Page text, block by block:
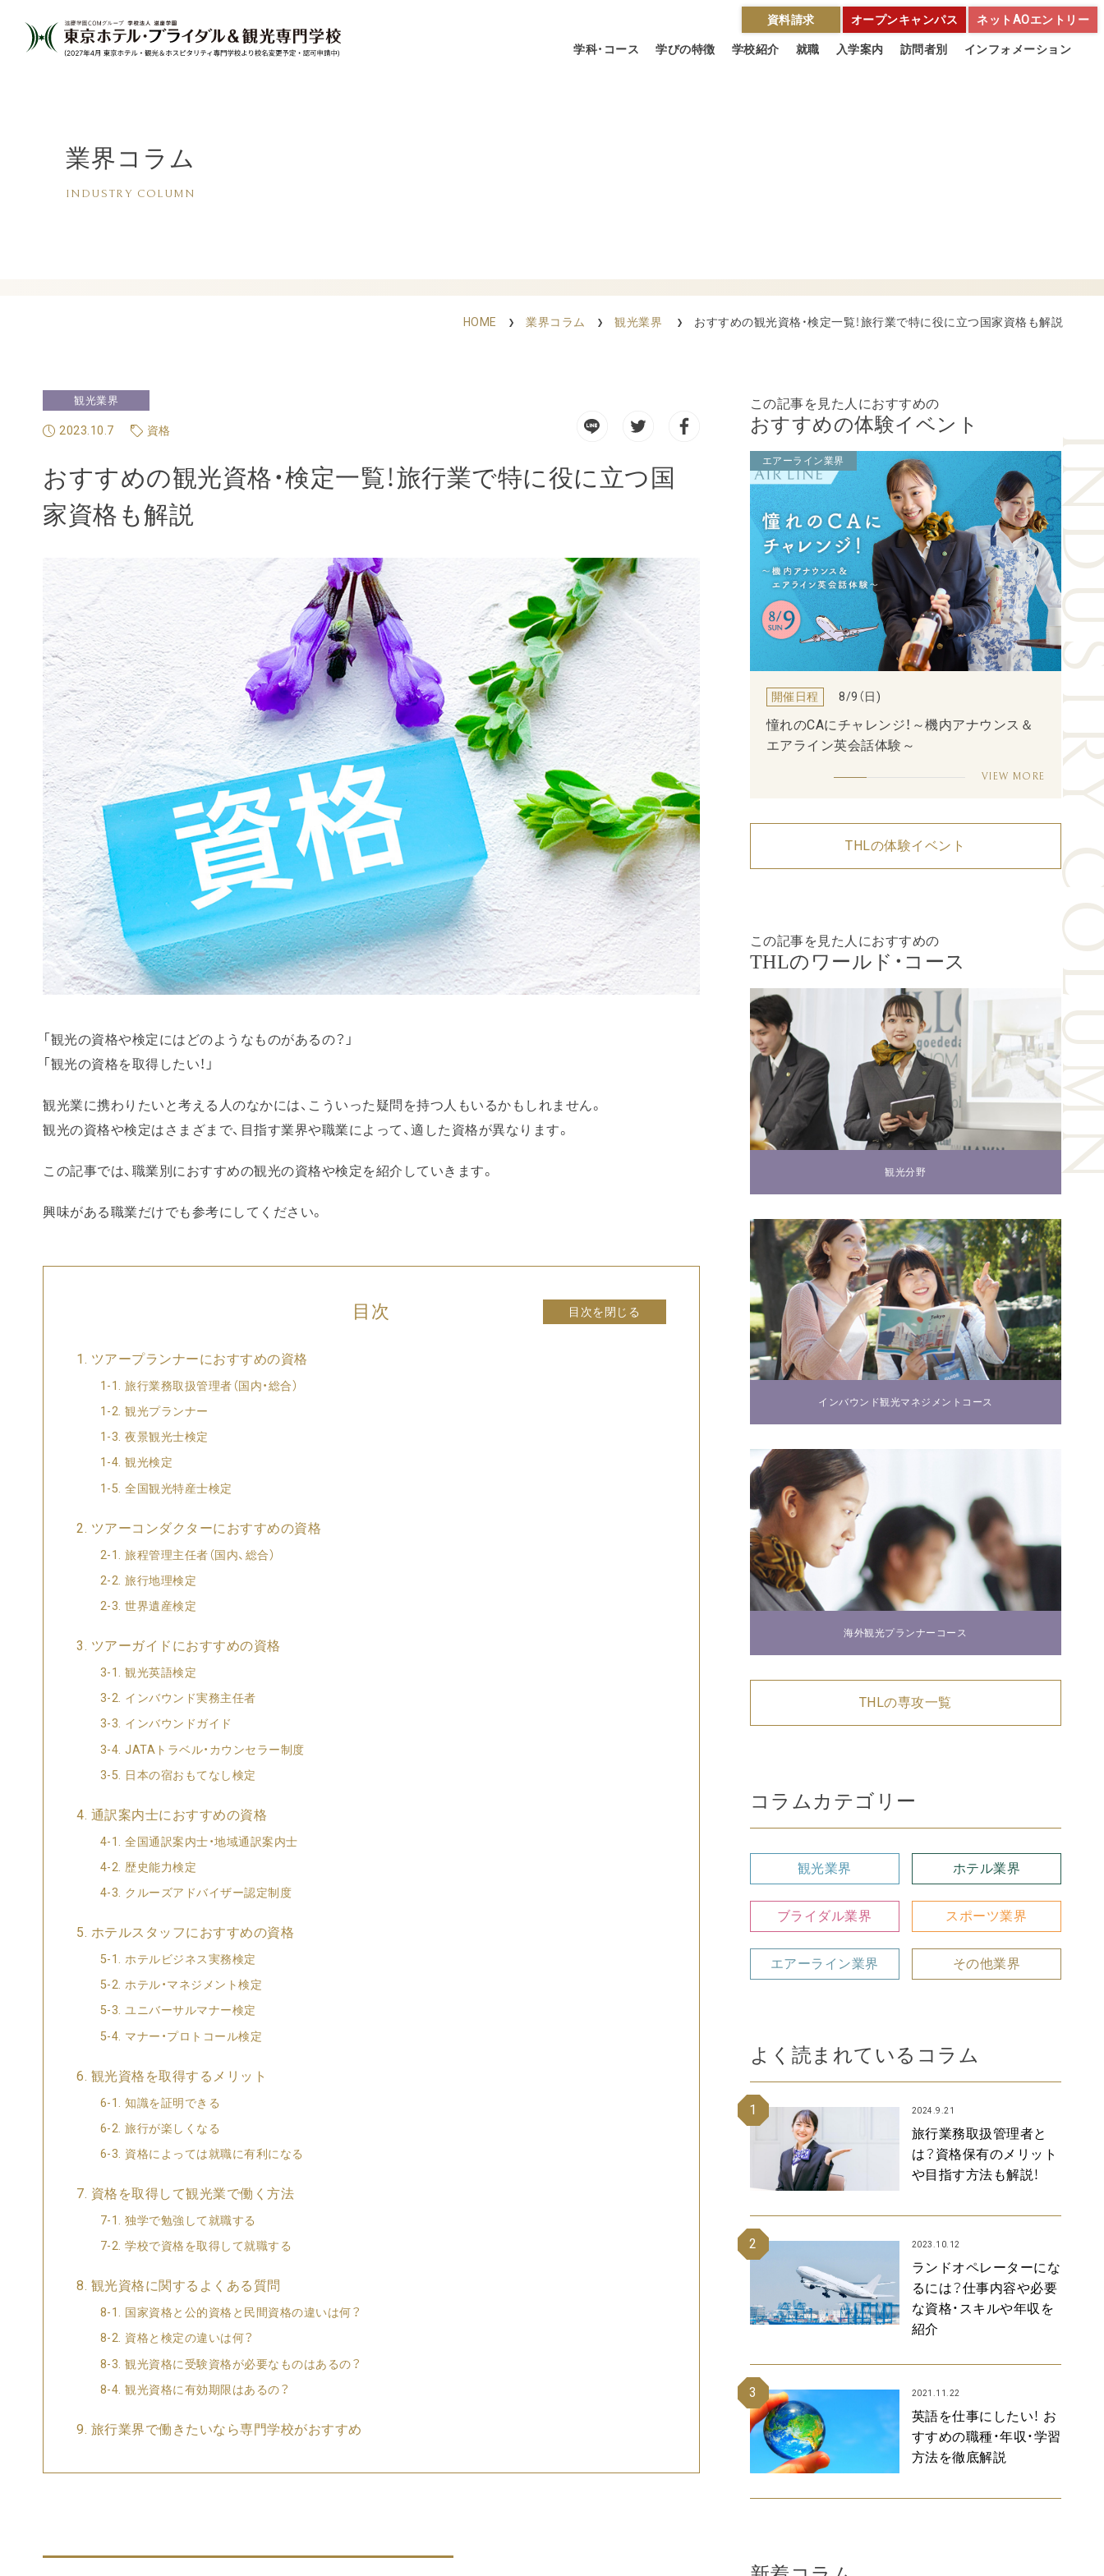
学科・コース 学びの特徴 学校紹介 就職 入学案内 訪問者別 インフォメーション
資料請求 オープンキャンパス ネットAOエントリー
業界コラム
INDUSTRY COLUMN
HOME 業界コラム 観光業界 おすすめの観光資格・検定一覧！旅行業で特に役に立つ国家資格も解説
観光業界
2023.10.7 資格
おすすめの観光資格・検定一覧！旅行業で特に役に立つ国
家資格も解説
「観光の資格や検定にはどのようなものがあるの？」
「観光の資格を取得したい！」
観光業に携わりたいと考える人のなかには、こういった疑問を持つ人もいるかもしれません。
観光の資格や検定はさまざまで、目指す業界や職業によって、適した資格が異なります。
この記事では、職業別におすすめの観光の資格や検定を紹介していきます。
興味がある職業だけでも参考にしてください。
目次
ツアープランナーにおすすめの資格
旅行業務取扱管理者（国内・総合）
観光プランナー
夜景観光士検定
観光検定
全国観光特産士検定
ツアーコンダクターにおすすめの資格
旅程管理主任者（国内、総合）
旅行地理検定
世界遺産検定
ツアーガイドにおすすめの資格
観光英語検定
インバウンド実務主任者
インバウンドガイド
JATAトラベル・カウンセラー制度
日本の宿おもてなし検定
通訳案内士におすすめの資格
全国通訳案内士・地域通訳案内士
歴史能力検定
クルーズアドバイザー認定制度
ホテルスタッフにおすすめの資格
ホテルビジネス実務検定
ホテル・マネジメント検定
ユニバーサルマナー検定
マナー・プロトコール検定
観光資格を取得するメリット
知識を証明できる
旅行が楽しくなる
資格によっては就職に有利になる
資格を取得して観光業で働く方法
独学で勉強して就職する
学校で資格を取得して就職する
観光資格に関するよくある質問
国家資格と公的資格と民間資格の違いは何？
資格と検定の違いは何？
観光資格に受験資格が必要なものはあるの？
観光資格に有効期限はあるの？
旅行業界で働きたいなら専門学校がおすすめ
目次を閉じる
この記事を見た人におすすめの
おすすめの体験イベント
エアーライン業界
開催日程 8/9（日 )
憧れのCAにチャレンジ！～機内アナウンス＆
エアライン英会話体験～
VIEW MORE
THLの体験イベント
この記事を見た人におすすめの
THLのワールド・コース
観光分野
インバウンド観光マネジメントコース
海外観光プランナーコース
THLの専攻一覧
コラムカテゴリー
観光業界 ホテル業界
ブライダル業界 スポーツ業界
エアーライン業界 その他業界
よく読まれているコラム
1 2024.9.21
旅行業務取扱管理者と
は？資格保有のメリット
や目指す方法も解説！
2 2023.10.12
ランドオペレーターにな
るには？仕事内容や必要
な資格・スキルや年収を
紹介
3 2021.11.22
英語を仕事にしたい！ お
すすめの職種・年収・学習
方法を徹底解説